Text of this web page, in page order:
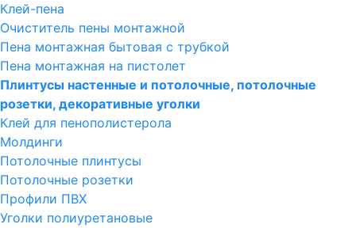
Клей-пена
Очиститель пены монтажной
Пена монтажная бытовая с трубкой
Пена монтажная на пистолет
Плинтусы настенные и потолочные, потолочные
розетки, декоративные уголки
Клей для пенополистерола
Молдинги
Потолочные плинтусы
Потолочные розетки
Профили ПВХ
Уголки полиуретановые